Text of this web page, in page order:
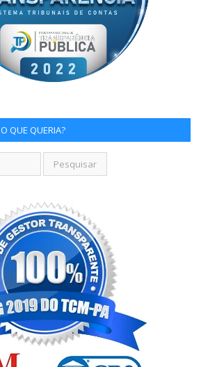
QUE QUERIA?